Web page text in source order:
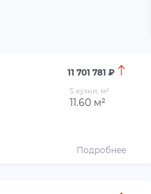
11 701 781 ₽
S кухни, м²
11.60 м²
Подробнее